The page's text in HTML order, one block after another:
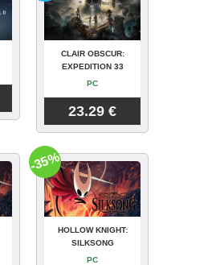
CLAIR OBSCUR:
EXPEDITION 33
PC
23.29 €
HOLLOW KNIGHT:
SILKSONG
PC
-35%